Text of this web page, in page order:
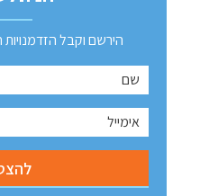
הירשם וקבל